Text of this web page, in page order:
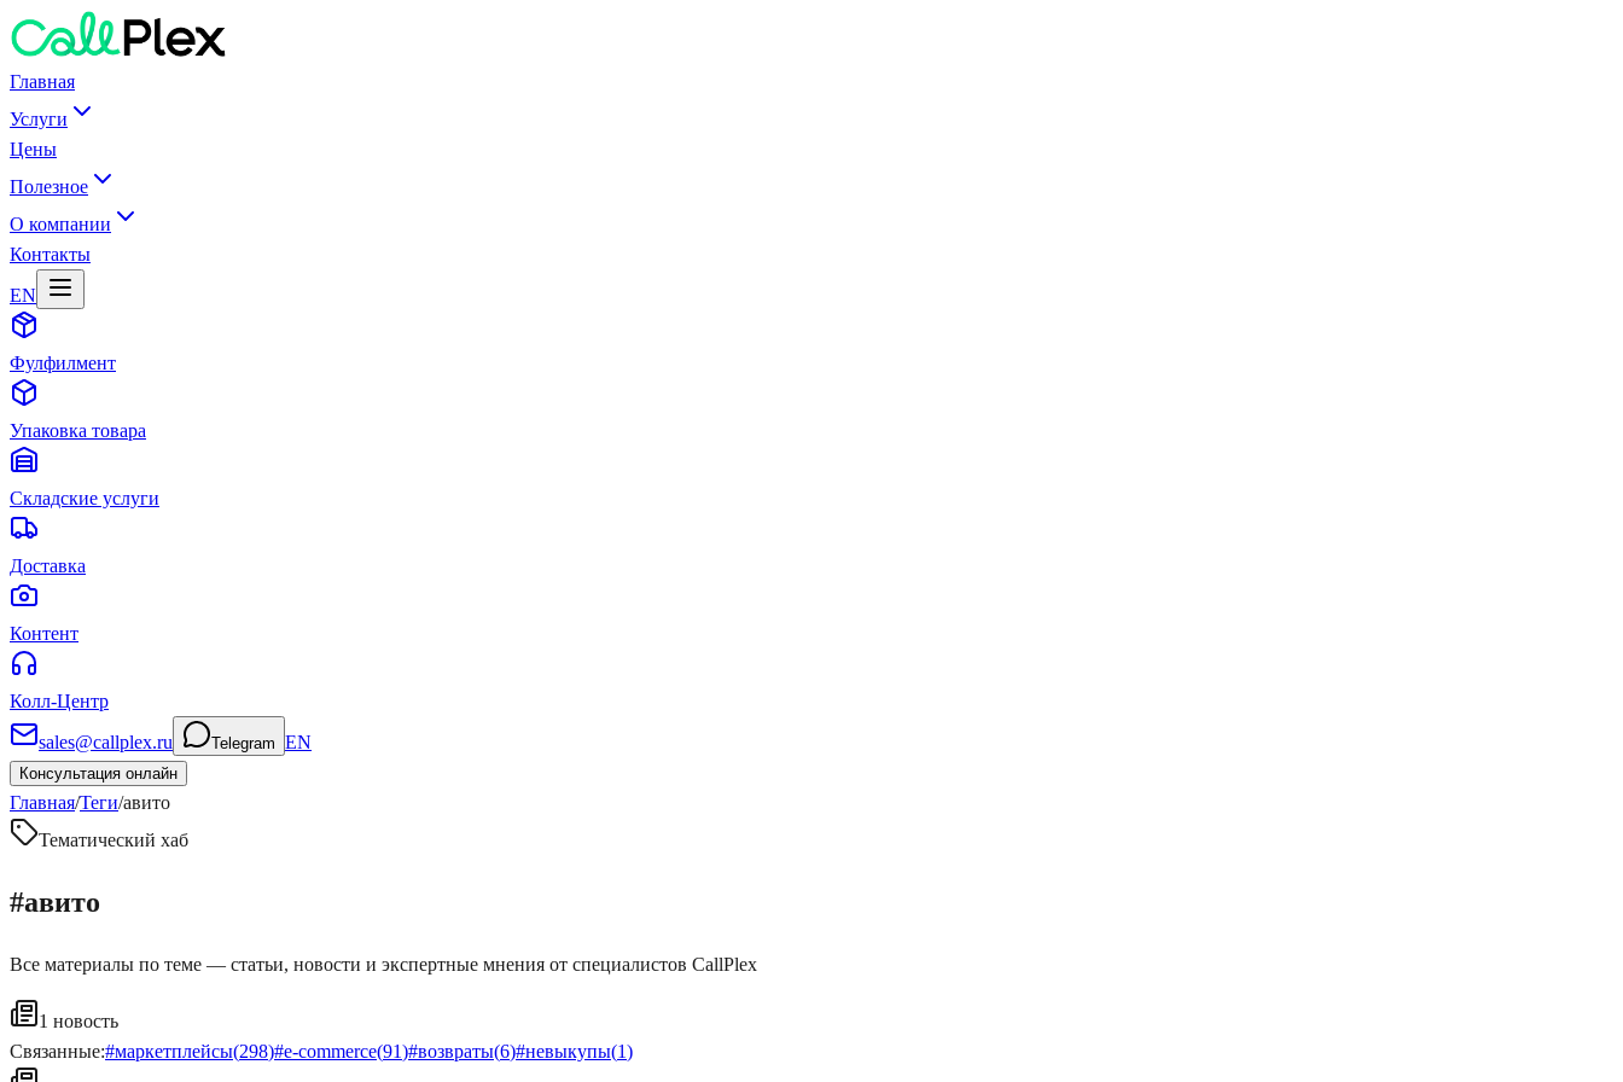
Главная
Услуги
Цены
Полезное
О компании
Контакты
EN
Фулфилмент
Упаковка товара
Складские услуги
Доставка
Контент
Колл-Центр
sales@callplex.ru
Telegram EN
Консультация онлайн
Главная/Теги/авито
Тематический хаб
#авито
Все материалы по теме — статьи, новости и экспертные мнения от специалистов CallPlex
1 новость
Связанные:#маркетплейсы(298)#e-commerce(91)#возвраты(6)#невыкупы(1)